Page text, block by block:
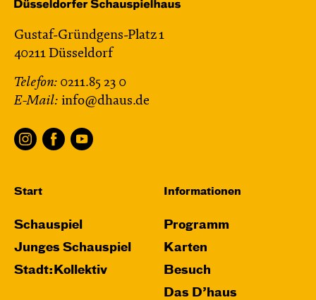
Gustaf-Gründgens-Platz 1
40211 Düsseldorf
Telefon: 0211.85 23 0
E-Mail: info@dhaus.de
Start
Schauspiel
Junges Schauspiel
Stadt:Kollektiv
Informationen
Programm
Karten
Besuch
Das D’haus